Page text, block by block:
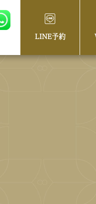
LINE予約